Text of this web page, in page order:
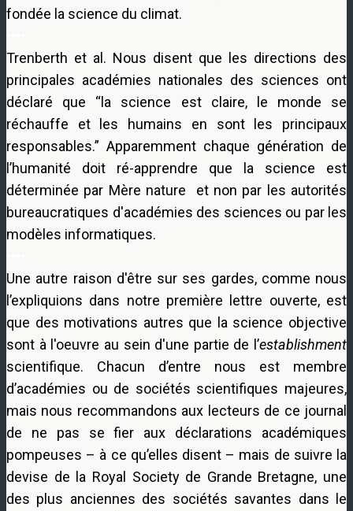
fondée la science du climat.
Trenberth et al. Nous disent que les directions des
principales académies nationales des sciences ont
déclaré que “la science est claire, le monde se
réchauffe et les humains en sont les principaux
responsables.” Apparemment chaque génération de
l’humanité doit ré-apprendre que la science est
déterminée par Mère nature et non par les autorités
bureaucratiques d'académies des sciences ou par les
modèles informatiques.
Une autre raison d'être sur ses gardes, comme nous
l’expliquions dans notre première lettre ouverte, est
que des motivations autres que la science objective
sont à l'oeuvre au sein d'une partie de l’establishment
scientifique. Chacun d’entre nous est membre
d’académies ou de sociétés scientifiques majeures,
mais nous recommandons aux lecteurs de ce journal
de ne pas se fier aux déclarations académiques
pompeuses – à ce qu’elles disent – mais de suivre la
devise de la Royal Society de Grande Bretagne, une
des plus anciennes des sociétés savantes dans le